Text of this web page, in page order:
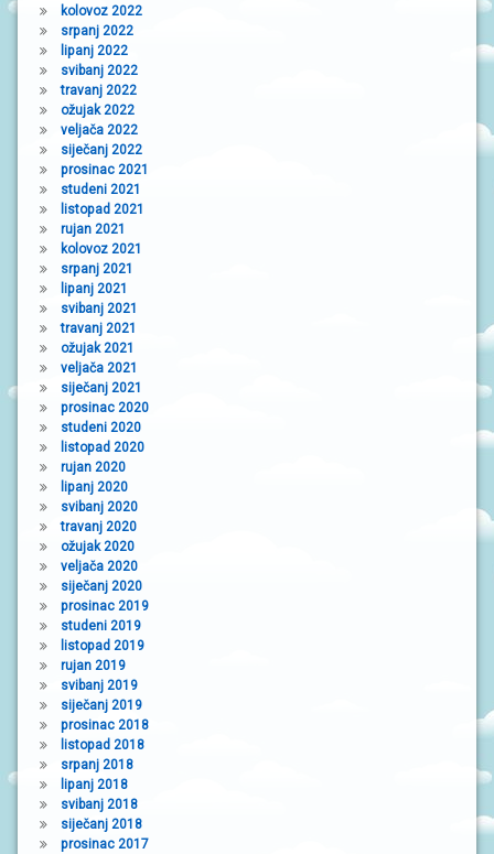
kolovoz 2022
srpanj 2022
lipanj 2022
svibanj 2022
travanj 2022
ožujak 2022
veljača 2022
siječanj 2022
prosinac 2021
studeni 2021
listopad 2021
rujan 2021
kolovoz 2021
srpanj 2021
lipanj 2021
svibanj 2021
travanj 2021
ožujak 2021
veljača 2021
siječanj 2021
prosinac 2020
studeni 2020
listopad 2020
rujan 2020
lipanj 2020
svibanj 2020
travanj 2020
ožujak 2020
veljača 2020
siječanj 2020
prosinac 2019
studeni 2019
listopad 2019
rujan 2019
svibanj 2019
siječanj 2019
prosinac 2018
listopad 2018
srpanj 2018
lipanj 2018
svibanj 2018
siječanj 2018
prosinac 2017